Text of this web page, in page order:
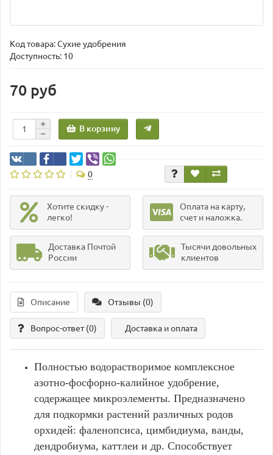
Код товара:Сухие удобрения
Доступность: 10
70 руб
В корзину
0
Хотите скидку -
легко!
Оплата на карту,
счет и наложка.
Доставка Почтой
России
Тысячи довольных
клиентов
Описание Отзывы (0)
Вопрос-ответ(0) Доставка и оплата
Полностью водорастворимое комплексное
азотно-фосфорно-калийное удобрение,
содержащее микроэлементы. Предназначено
для подкормки растений различных родов
орхидей: фаленопсиса, цимбидиума, ванды,
дендробиума, каттлеи и др. Способствует